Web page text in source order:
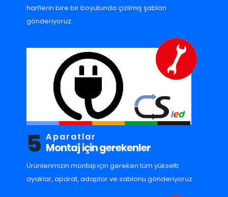
harflerin bire bir boyutunda çizilmiş şablon
gönderiyoruz.
5 Aparatlar
Montaj için gerekenler
Ürünlerimizin montajı için gereken tüm yükselti
ayaklar, aparat, adaptor ve sablonu gönderiyoruz.